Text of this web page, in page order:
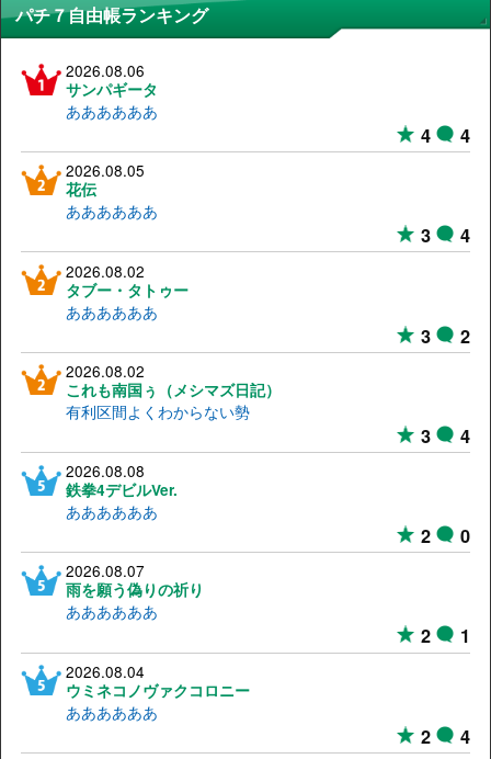
パチ７自由帳ランキング
2026.08.06
サンパギータ
ああああああ
4 4
2026.08.05
花伝
ああああああ
3 4
2026.08.02
タブー・タトゥー
ああああああ
3 2
2026.08.02
これも南国ぅ（メシマズ日記）
有利区間よくわからない勢
3 4
2026.08.08
鉄拳4デビルVer.
ああああああ
2 0
2026.08.07
雨を願う偽りの祈り
ああああああ
2 1
2026.08.04
ウミネコノヴァクコロニー
ああああああ
2 4